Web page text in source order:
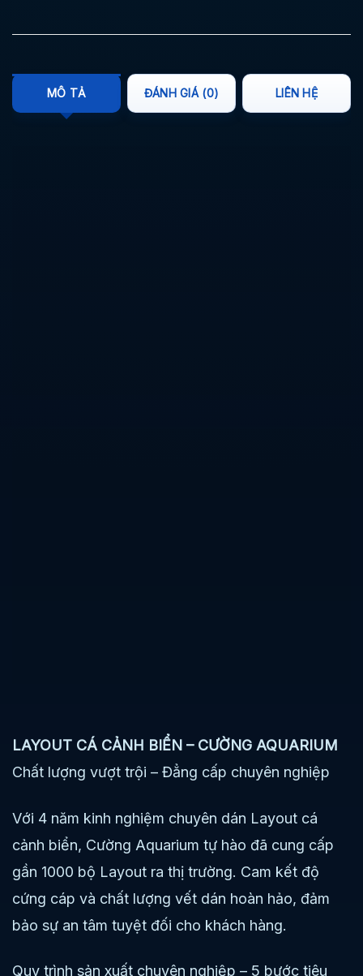
MÔ TẢ ĐÁNH GIÁ (0) LIÊN HỆ
LAYOUT CÁ CẢNH BIỂN – CƯỜNG AQUARIUM
Chất lượng vượt trội – Đẳng cấp chuyên nghiệp
Với 4 năm kinh nghiệm chuyên dán Layout cá
cảnh biển, Cường Aquarium tự hào đã cung cấp
gần 1000 bộ Layout ra thị trường. Cam kết độ
cứng cáp và chất lượng vết dán hoàn hảo, đảm
bảo sự an tâm tuyệt đối cho khách hàng.
Quy trình sản xuất chuyên nghiệp – 5 bước tiêu